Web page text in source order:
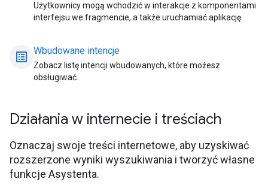
Użytkownicy mogą wchodzić w interakcje z komponentami
interfejsu we fragmencie, a także uruchamiać aplikację.
list_alt Wbudowane intencje
Zobacz listę intencji wbudowanych, które możesz
obsługiwać.
Działania w internecie i treściach
Oznaczaj swoje treści internetowe, aby uzyskiwać
rozszerzone wyniki wyszukiwania i tworzyć własne
funkcje Asystenta.